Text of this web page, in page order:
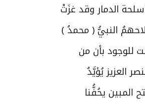
الدمار وقد غزَتْ
النبيُّ ( محمدُ )
للوجود بأن من
العزيز يُؤيَّدُ
المبين يحُفُّنا